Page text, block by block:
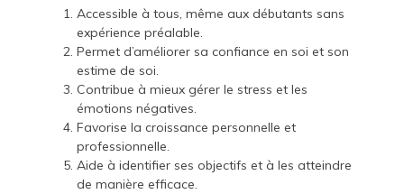
Accessible à tous, même aux débutants sans
expérience préalable.
Permet d’améliorer sa confiance en soi et son
estime de soi.
Contribue à mieux gérer le stress et les
émotions négatives.
Favorise la croissance personnelle et
professionnelle.
Aide à identifier ses objectifs et à les atteindre
de manière efficace.